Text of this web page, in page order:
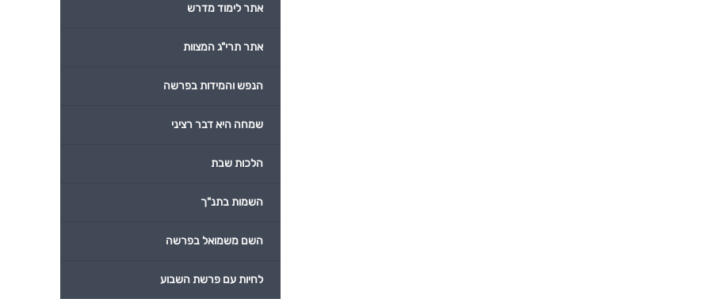
אתר לימוד מדרש
אתר תרי"ג המצוות
הנפש והמידות בפרשה
שמחה היא דבר רציני
הלכות שבת
השמות בתנ"ך
השם משמואל בפרשה
לחיות עם פרשת השבוע